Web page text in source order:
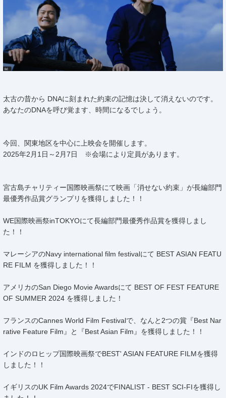
太古の昔から DNAに刻まれた約束の記憶は決して消えないのです。
あなたのDNAを呼び覚ます、時間になるでしょう。
今回、関東地区を中心に上映会を開催します。
2025年2月1日～2月7日 ※会場により定員があります。
​宮古島チャリティー国際映画祭にて映画「消せない約束」が長編部門
最優秀作品賞グランプリを獲得しました！！
WE国際映画祭inTOKYOにて長編部門最優秀作品賞を獲得しまし
た！！
マレーシアのNavy international film festivalにて BEST ASIAN FEATU
RE FILM を獲得しました！！
アメリカのSan Diego Movie Awardsにて BEST OF FEST FEATURE
OF SUMMER 2024 を獲得しました！
フランスのCannes World Film Festivalで、なんと2つの賞『Best Nar
rative Feature Film』と『Best Asian Film』を獲得しました！！
インドのロヒップ国際映画祭でBEST' ASIAN FEATURE FILMを獲得
しました！！
イギリスのUK Film Awards 2024でFINALIST - BEST SCI-FIを獲得し